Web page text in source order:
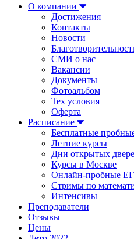
О компании
Достижения
Контакты
Новости
СМИ о нас
Вакансии
Документы
Фотоальбом
Тех условия
Оферта
Расписание
Бесплатные
Летние курсы
Дни открытых
Курсы в Москве
Онлайн-пробные
Стримы по
Интенсивы
Преподаватели
Отзывы
Цены